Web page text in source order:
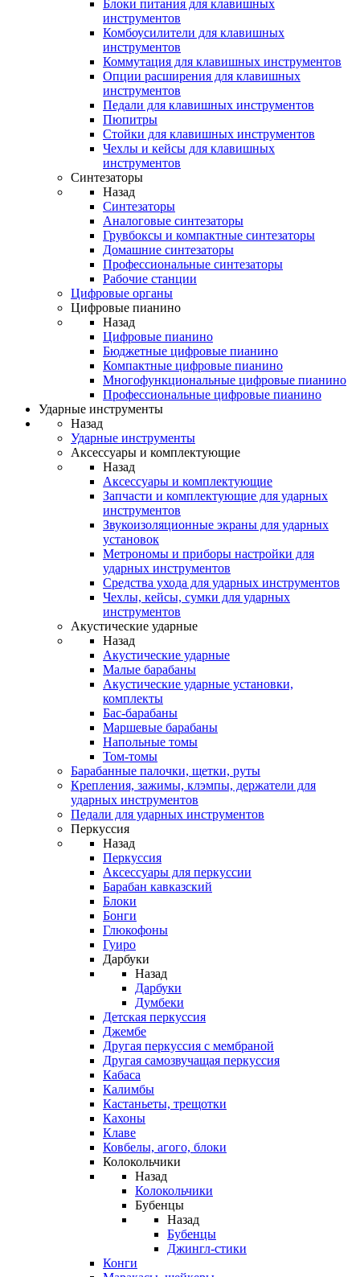
Блоки питания для клавишных
инструментов
Комбоусилители для клавишных
инструментов
Коммутация для клавишных инструментов
Опции расширения для клавишных
инструментов
Педали для клавишных инструментов
Пюпитры
Стойки для клавишных инструментов
Чехлы и кейсы для клавишных
инструментов
Синтезаторы
Назад
Синтезаторы
Аналоговые синтезаторы
Грувбоксы и компактные синтезаторы
Домашние синтезаторы
Профессиональные синтезаторы
Рабочие станции
Цифровые органы
Цифровые пианино
Назад
Цифровые пианино
Бюджетные цифровые пианино
Компактные цифровые пианино
Многофункциональные цифровые пианино
Профессиональные цифровые пианино
Ударные инструменты
Назад
Ударные инструменты
Аксессуары и комплектующие
Назад
Аксессуары и комплектующие
Запчасти и комплектующие для ударных
инструментов
Звукоизоляционные экраны для ударных
установок
Метрономы и приборы настройки для
ударных инструментов
Средства ухода для ударных инструментов
Чехлы, кейсы, сумки для ударных
инструментов
Акустические ударные
Назад
Акустические ударные
Mалые барабаны
Акустические ударные установки,
комплекты
Бас-барабаны
Маршевые барабаны
Напольные томы
Том-томы
Барабанные палочки, щетки, руты
Крепления, зажимы, клэмпы, держатели для
ударных инструментов
Педали для ударных инструментов
Перкуссия
Назад
Перкуссия
Аксессуары для перкуссии
Барабан кавказский
Блоки
Бонги
Глюкофоны
Гуиро
Дарбуки
Назад
Дарбуки
Думбеки
Детская перкуссия
Джембе
Другая перкуссия с мембраной
Другая самозвучащая перкуссия
Кабаса
Калимбы
Кастаньеты, трещотки
Кахоны
Клаве
Ковбелы, агого, блоки
Колокольчики
Назад
Колокольчики
Бубенцы
Назад
Бубенцы
Джингл-стики
Конги